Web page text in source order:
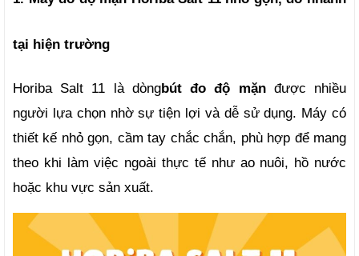
tại hiện trường
Horiba Salt 11 là dòngbút đo độ mặn được nhiều
người lựa chọn nhờ sự tiện lợi và dễ sử dụng. Máy có
thiết kế nhỏ gọn, cầm tay chắc chắn, phù hợp để mang
theo khi làm việc ngoài thực tế như ao nuôi, hồ nước
hoặc khu vực sản xuất.